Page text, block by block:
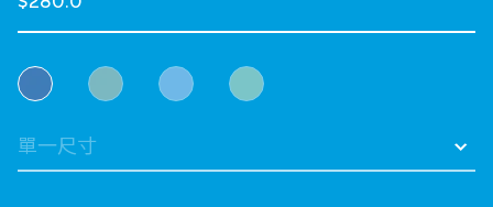
選擇 顏色